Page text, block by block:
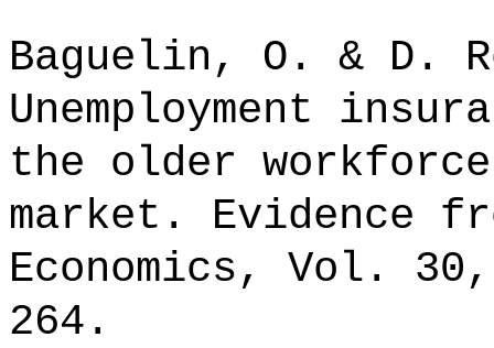
Baguelin, O. & D.
Unemployment
the older
market. Evidence
Economics, Vol.
264.